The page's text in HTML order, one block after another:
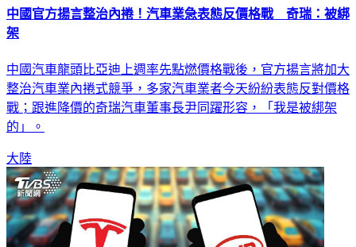
中國官方揚言整治內捲！汽車業急表態反價格戰 奇瑞：被綁
架
中國汽車龍頭比亞迪上週率先點燃價格戰後，官方揚言將加大
整治汽車業內捲式競爭，多家汽車業者今天紛紛表態反對價格
戰；跟進降價的奇瑞汽車董事長尹同躍形容，「我是被綁架
的」。
大陸